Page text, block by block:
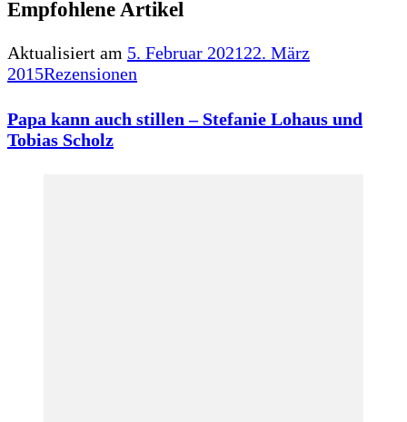
Empfohlene Artikel
Aktualisiert am 5. Februar 202122. März
2015Rezensionen
Papa kann auch stillen – Stefanie Lohaus und
Tobias Scholz